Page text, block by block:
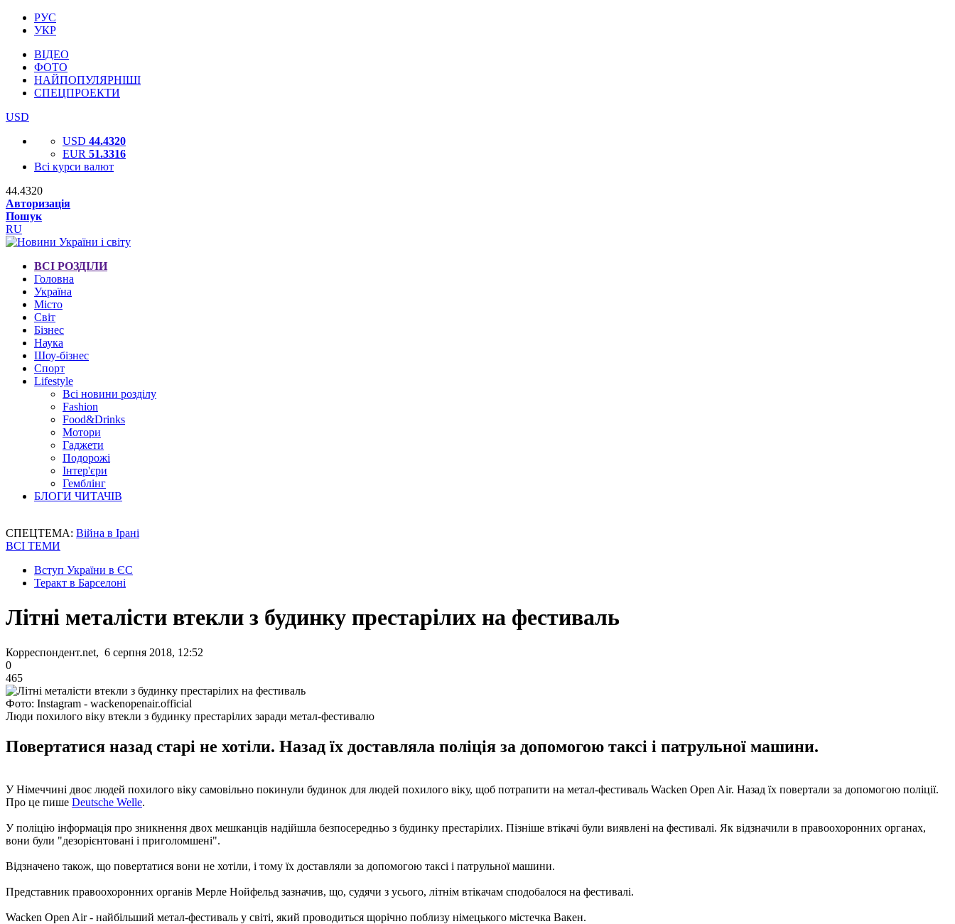
РУС
УКР
ВІДЕО
ФОТО
НАЙПОПУЛЯРНІШІ
СПЕЦПРОЕКТИ
USD
USD 44.4320
EUR 51.3316
Всі курси валют
44.4320
Авторизація
Пошук
RU
ВСІ РОЗДІЛИ
Головна
Україна
Місто
Світ
Бізнес
Наука
Шоу-бізнес
Спорт
Lifestyle
Всі новини розділу
Fashion
Food&Drinks
Мотори
Гаджети
Подорожі
Інтер'єри
Гемблінг
БЛОГИ ЧИТАЧІВ
СПЕЦТЕМА: Війна в Ірані
ВСІ ТЕМИ
Вступ України в ЄС
Теракт в Барселоні
Літні металісти втекли з будинку престарілих на фестиваль
Корреспондент.net, 6 серпня 2018, 12:52
0
465
Фото: Instagram - wackenopenair.official
Люди похилого віку втекли з будинку престарілих заради метал-фестивалю
Повертатися назад старі не хотіли. Назад їх доставляла поліція за допомогою таксі і патрульної машини.
У Німеччині двоє людей похилого віку самовільно покинули будинок для людей похилого віку, щоб потрапити на метал-фестиваль Wacken Open Air. Назад їх повертали за допомогою поліції.
Про це пише Deutsche Welle.
У поліцію інформація про зникнення двох мешканців надійшла безпосередньо з будинку престарілих. Пізніше втікачі були виявлені на фестивалі. Як відзначили в правоохоронних органах,
вони були "дезорієнтовані і приголомшені".
Відзначено також, що повертатися вони не хотіли, і тому їх доставляли за допомогою таксі і патрульної машини.
Представник правоохоронних органів Мерле Нойфельд зазначив, що, судячи з усього, літнім втікачам сподобалося на фестивалі.
Wacken Open Air - найбільший метал-фестиваль у світі, який проводиться щорічно поблизу німецького містечка Вакен.